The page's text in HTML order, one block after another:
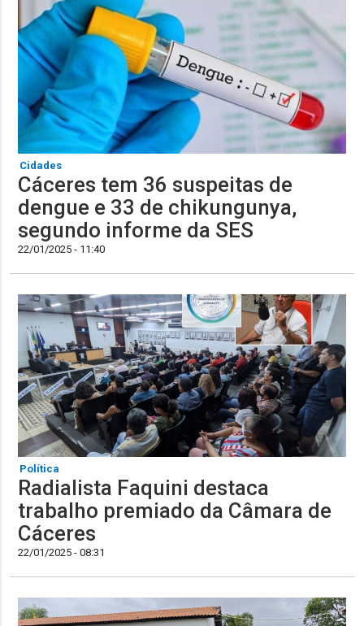
Cidades
Cáceres tem 36 suspeitas de
dengue e 33 de chikungunya,
segundo informe da SES
22/01/2025 - 11:40
Política
Radialista Faquini destaca
trabalho premiado da Câmara de
Cáceres
22/01/2025 - 08:31